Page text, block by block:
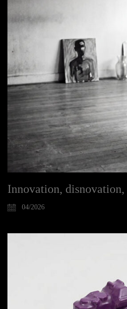
Innovation,
04/2026